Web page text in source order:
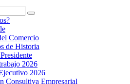
Comercio
de Historia
2026
2026
Consultiva Empresarial